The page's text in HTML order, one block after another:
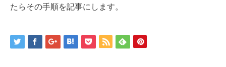
たらその手順を記事にします。